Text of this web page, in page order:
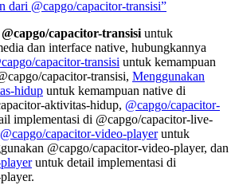
dari @capgo/capacitor-transisi”
@capgo/capacitor-transisiuntuk
dan interface native, hubungkannya
capacitor-transisi untuk kemampuan
capacitor-transisi, Menggunakan
hidup untuk kemampuan native di
aktivitas-hidup, @capgo/capacitor-
implementasi di @capgo/capacitor-live-
capacitor-video-playeruntuk
@capgo/capacitor-video-player, dan
untuk detail implementasi di